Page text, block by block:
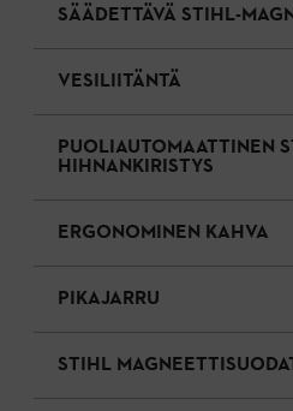
SÄÄDETTÄVÄ STIHL-
VESILIITÄNTÄ
PUOLIAUTOMAATTINEN
HIHNANKIRISTYS
ERGONOMINEN KAHVA
PIKAJARRU
STIHL